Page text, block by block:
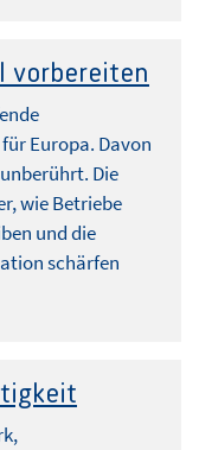
vorbereiten
Europa. Davon
Die
wie Betriebe
und die
schärfen